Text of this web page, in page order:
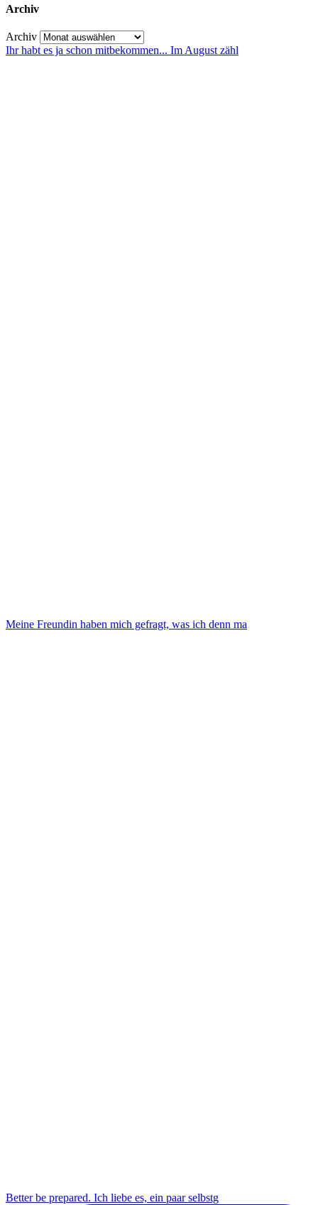
Archiv
Archiv
Ihr habt es ja schon mitbekommen... Im August zähl
Meine Freundin haben mich gefragt, was ich denn ma
Better be prepared. Ich liebe es, ein paar selbstg